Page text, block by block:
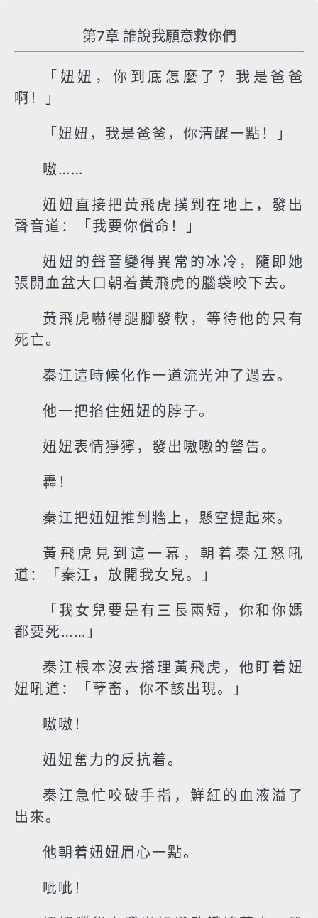
第7章 誰說我願意救你們
「妞妞，你到底怎麼了？我是爸爸
啊！」
「妞妞，我是爸爸，你清醒一點！」
嗷……
妞妞直接把黃飛虎撲到在地上，發出
聲音道：「我要你償命！」
妞妞的聲音變得異常的冰冷，隨即她
張開血盆大口朝着黃飛虎的腦袋咬下去。
黃飛虎嚇得腿腳發軟，等待他的只有
死亡。
秦江這時候化作一道流光沖了過去。
他一把掐住妞妞的脖子。
妞妞表情猙獰，發出嗷嗷的警告。
轟！
秦江把妞妞推到牆上，懸空提起來。
黃飛虎見到這一幕，朝着秦江怒吼
道：「秦江，放開我女兒。」
「我女兒要是有三長兩短，你和你媽
都要死……」
秦江根本沒去搭理黃飛虎，他盯着妞
妞吼道：「孽畜，你不該出現。」
嗷嗷！
妞妞奮力的反抗着。
秦江急忙咬破手指，鮮紅的血液溢了
出來。
他朝着妞妞眉心一點。
呲呲！